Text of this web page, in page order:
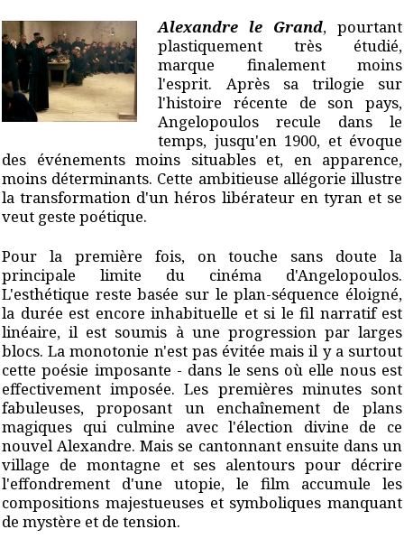
Alexandre le Grand, pourtant
plastiquement très étudié,
marque finalement moins
l'esprit. Après sa trilogie sur
l'histoire récente de son pays,
Angelopoulos recule dans le
temps, jusqu'en 1900, et évoque
des événements moins situables et, en apparence,
moins déterminants. Cette ambitieuse allégorie illustre
la transformation d'un héros libérateur en tyran et se
veut geste poétique.
Pour la première fois, on touche sans doute la
principale limite du cinéma d'Angelopoulos.
L'esthétique reste basée sur le plan-séquence éloigné,
la durée est encore inhabituelle et si le fil narratif est
linéaire, il est soumis à une progression par larges
blocs. La monotonie n'est pas évitée mais il y a surtout
cette poésie imposante - dans le sens où elle nous est
effectivement imposée. Les premières minutes sont
fabuleuses, proposant un enchaînement de plans
magiques qui culmine avec l'élection divine de ce
nouvel Alexandre. Mais se cantonnant ensuite dans un
village de montagne et ses alentours pour décrire
l'effondrement d'une utopie, le film accumule les
compositions majestueuses et symboliques manquant
de mystère et de tension.